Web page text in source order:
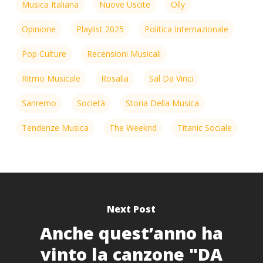
Musica Italiana Nuove Uscite Olly
Opinione Playlist 2025 Politica Internazionale
Pop Culture Recensioni Musicali
Ritmo Musicale Rosalia Sal Da Vinci
Sanremo Società Storia Della Musica
Tendenze Musica The Weeknd Titanic Sociale
Next Post
Anche quest’anno ha
vinto la canzone "DA